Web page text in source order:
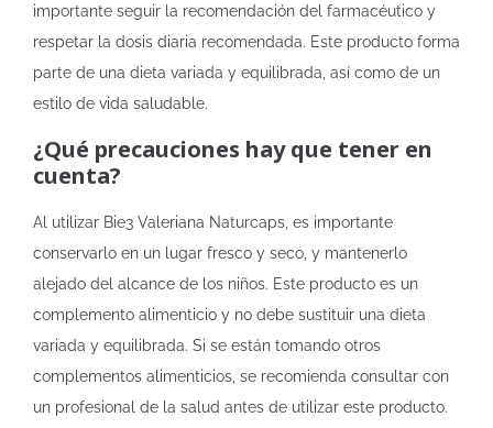
importante seguir la recomendación del farmacéutico y
respetar la dosis diaria recomendada. Este producto forma
parte de una dieta variada y equilibrada, así como de un
estilo de vida saludable.
¿Qué precauciones hay que tener en
cuenta?
Al utilizar Bie3 Valeriana Naturcaps, es importante
conservarlo en un lugar fresco y seco, y mantenerlo
alejado del alcance de los niños. Este producto es un
complemento alimenticio y no debe sustituir una dieta
variada y equilibrada. Si se están tomando otros
complementos alimenticios, se recomienda consultar con
un profesional de la salud antes de utilizar este producto.